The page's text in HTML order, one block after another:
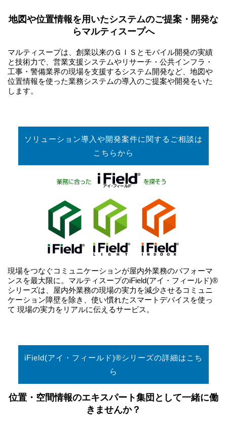
地図や位置情報を用いたシステムのご提案・開発な
らマルティスープへ
マルティスープは、創業以来のＧＩＳとモバイル開発の実績
と技術力で、営業支援システムやリサーチ・公共インフラ・
工事・警備業界の現場を支援するシステム開発など、地図や
位置情報を使った業務システムの導入のご提案や開発をいた
します。
ソリューション導入や開発案件に関するご相談は
こちらから
現場をつなぐコミュニケーションが屋内外業務のパフォーマ
ンスを最大限に。マルティスープのiField(アイ・フィールド)®
シリーズは、屋内外業務の現場の実力を減少させるコミュニ
ケーション障壁を除き、使い慣れたスマートデバイスを使っ
て 現場の実力をリアルに伝えるサービス。
iField(アイ・フィールド)®シリーズの詳細はこち
ら
位置・空間情報のエキスパート集団として一緒に働
きませんか？